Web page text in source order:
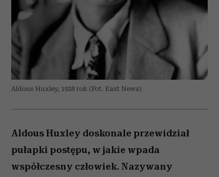
Aldous Huxley, 1928 rok (Fot. East News)
Aldous Huxley doskonale przewidział
pułapki postępu, w jakie wpada
współczesny człowiek. Nazywany